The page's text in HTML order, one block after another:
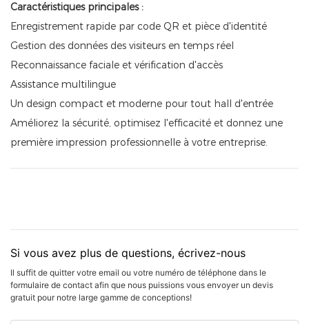
Caractéristiques principales :
Enregistrement rapide par code QR et pièce d'identité
Gestion des données des visiteurs en temps réel
Reconnaissance faciale et vérification d'accès
Assistance multilingue
Un design compact et moderne pour tout hall d'entrée
Améliorez la sécurité, optimisez l'efficacité et donnez une
première impression professionnelle à votre entreprise.
Si vous avez plus de questions, écrivez-nous
Il suffit de quitter votre email ou votre numéro de téléphone dans le
formulaire de contact afin que nous puissions vous envoyer un devis
gratuit pour notre large gamme de conceptions!